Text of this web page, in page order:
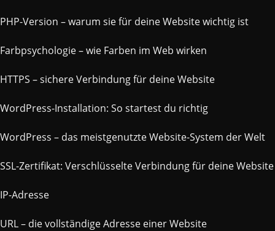
PHP-Version – warum sie für deine Website wichtig ist
Farbpsychologie – wie Farben im Web wirken
HTTPS – sichere Verbindung für deine Website
WordPress-Installation: So startest du richtig
WordPress – das meistgenutzte Website-System der Welt
SSL-Zertifikat: Verschlüsselte Verbindung für deine Website
IP-Adresse
URL – die vollständige Adresse einer Website